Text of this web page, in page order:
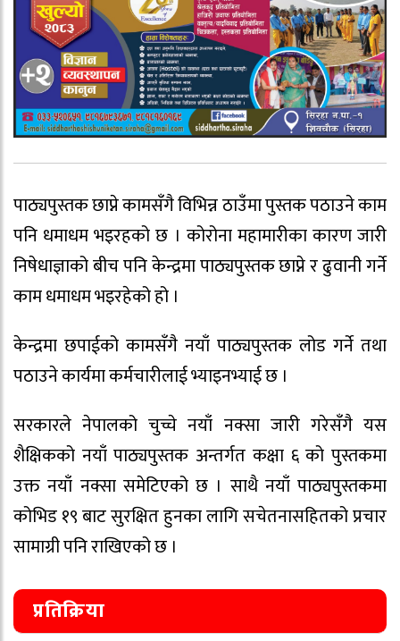
पाठ्यपुस्तक छाप्ने कामसँगै विभिन्न ठाउँमा पुस्तक पठाउने काम
पनि धमाधम भइरहको छ । कोरोना महामारीका कारण जारी
निषेधाज्ञाको बीच पनि केन्द्रमा पाठ्यपुस्तक छाप्ने र ढुवानी गर्ने
काम धमाधम भइरहेको हो ।
केन्द्रमा छपाईको कामसँगै नयाँ पाठ्यपुस्तक लोड गर्ने तथा
पठाउने कार्यमा कर्मचारीलाई भ्याइनभ्याई छ ।
सरकारले नेपालको चुच्चे नयाँ नक्सा जारी गरेसँगै यस
शैक्षिकको नयाँ पाठ्यपुस्तक अन्तर्गत कक्षा ६ को पुस्तकमा
उक्त नयाँ नक्सा समेटिएको छ । साथै नयाँ पाठ्यपुस्तकमा
कोभिड १९ बाट सुरक्षित हुनका लागि सचेतनासहितको प्रचार
सामाग्री पनि राखिएको छ ।
प्रतिक्रिया